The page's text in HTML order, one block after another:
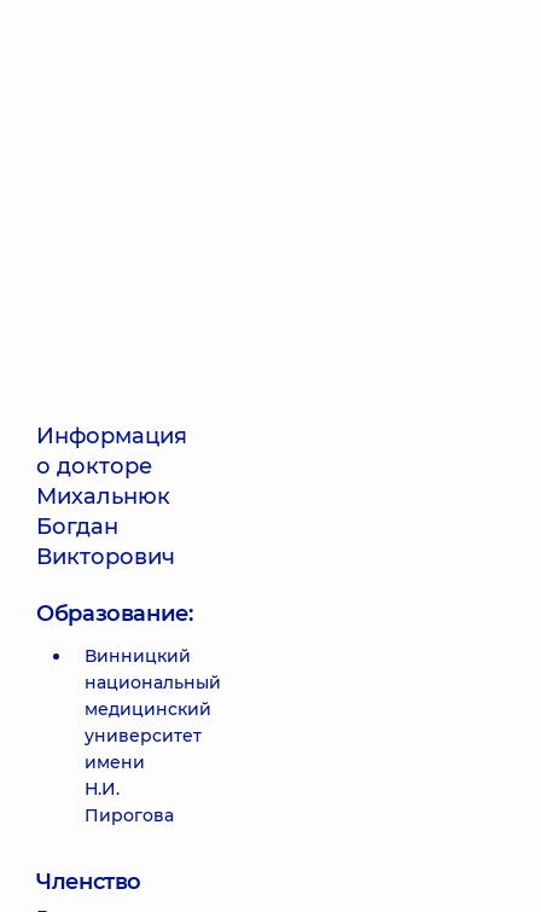
Информация
о докторе
Михальнюк
Богдан
Викторович
Образование:
Винницкий
национальный
медицинский
университет
имени
Н.И.
Пирогова
Членство